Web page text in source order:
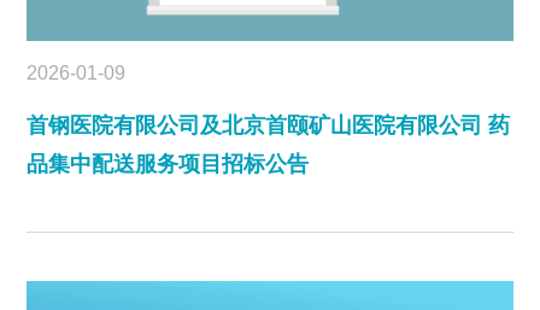
2026-01-09
首钢医院有限公司及北京首颐矿山医院有限公司 药
品集中配送服务项目招标公告